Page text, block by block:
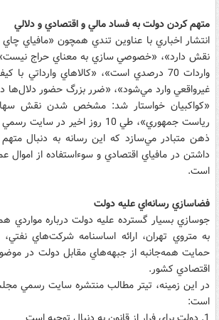
متهم کردن دولت به فساد مالي و اقتصادي و دلالي
انتشار اخباري با عناوين تندي همچون «مافياي
نقش دارد»، «خصوصي سازي به معناي حراج
واردات 70 درصدي است»، «کالاهاي وارداتي
غيرواقعي وارد مي‌شود»، «ضرر بزرگ حضور دلال‌ها
«کواکبيان خواستار شد: مشخص شدن نقش
رياست جمهوري»، طي 10 روز اخير
ذهن متبادر مي‌سازد که اين رسانه به دنبال
داشتن در مافياي اقتصادي و سوءاستفاده از اموال
است.
فضاسازي رسانه‌اي عليه دولت
جوسازي بسيار گسترده عليه دولت درباره
به متروي تهران، ارائه اساسنامه شرکت‌هاي
حمايت همه‌جانبه از جبهه‌هاي مقابل دولت در
اقتصادي کشور.
در اين زمينه، تيتر مطالب منتشره سايت رسمي
است: